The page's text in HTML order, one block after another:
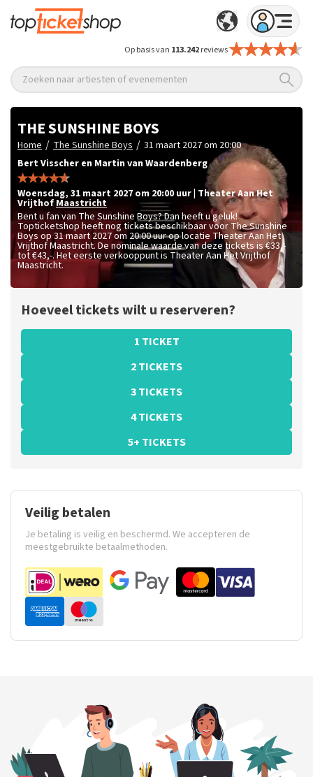
Op basis van 113.242reviews
Zoeken naar artiesten of evenementen
THE SUNSHINE BOYS
Home / The Sunshine Boys / 31 maart 2027 om 20:00
Bert Visscher en Martin van Waardenberg
woensdag, 31 maart 2027 om 20:00 uur Theater Aan Het
VrijthofMaastricht
Bent u fan van The Sunshine Boys? Dan heeft u geluk!
Topticketshop heeft nog tickets beschikbaar voor The Sunshine
Boys op 31 maart 2027 om 20:00 uur op locatie Theater Aan Het
Vrijthof Maastricht. De nominale waarde van deze tickets is€33,-
tot €43,-. Het eerste verkooppunt is Theater Aan Het Vrijthof
Maastricht.
Hoeveel tickets wilt u reserveren?
1 TICKET
2 TICKETS
3 TICKETS
4 TICKETS
5+ TICKETS
Veilig betalen
Je betaling is veilig en beschermd. We accepteren de
meestgebruikte betaalmethoden.